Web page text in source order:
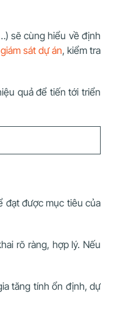
sẽ cùng hiểu về định
sát dự án, kiểm tra
quả để tiến tới triển
đạt được mục tiêu của
rõ ràng, hợp lý. Nếu
tăng tính ổn định, dự